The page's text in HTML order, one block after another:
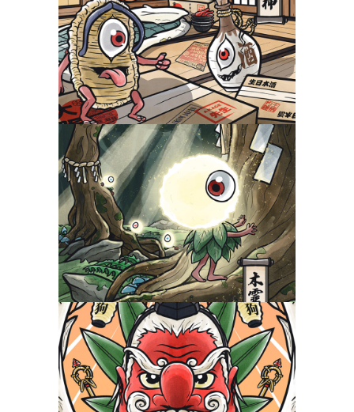
Tsukumogami, les
objets hantés
Yokaidex
Kodama, les esprits des
forêts
Yokaidex
Sōjōbō, le roi des Tengu
Yokaidex